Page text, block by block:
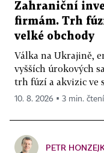
Zahraniční
firmám. Trh
velké obchody
Válka na Ukrajině,
vyšších úrokových
trh fúzí a akvizic ve
10. 8. 2026 ▪ 3 min. čtení
PETR